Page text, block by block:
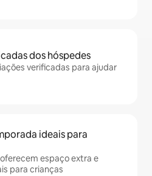
dos hóspedes
verificadas para ajudar
ideais para
espaço extra e
para crianças